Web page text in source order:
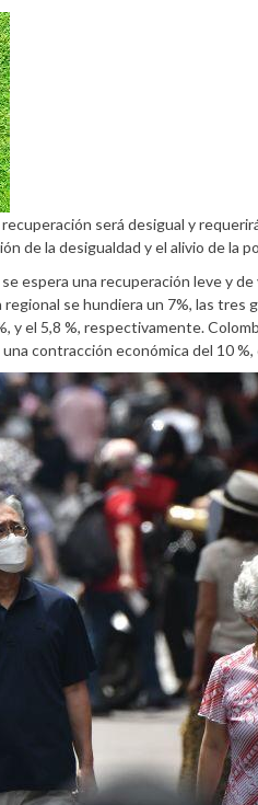
será desigual y
de la desigualdad y el alivio de la
espera una recuperación leve y
se hundiera un 7%, las tres
y el 5,8 %, respectivamente.
contracción económica del 10